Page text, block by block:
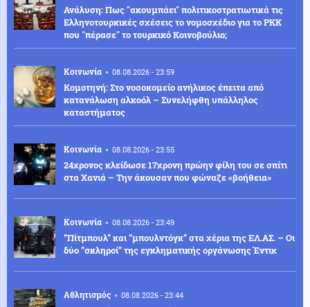
Ανάλυση: Πως "ακουμπάει" πολιτικοστρατιωτικά τις
Ελληνοτουρκικές σχέσεις το νομοσχέδιο για το PKK
που "πέρασε" το τουρκικό Κοινοβούλιο;
Κοινωνία 08.08.2026 - 23:59
Κομοτηνή: Στο νοσοκομείο ανήλικος έπειτα από
κατανάλωση αλκοόλ – Συνελήφθη υπάλληλος
καταστήματος
Κοινωνία 08.08.2026 - 23:55
24χρονος κλείδωσε 17χρονη πρώην φίλη του σε σπίτι
στα Χανιά – Την άκουσαν που φώναζε «βοήθεια»
Κοινωνία 08.08.2026 - 23:49
”Πίτμπουλ” και ”μπουλντόγκ” στα χέρια της ΕΛ.ΑΣ. – Οι
δύο ”σκληροί” της εγκληματικής οργάνωσης Έντικ
Αθλητισμός 08.08.2026 - 23:44